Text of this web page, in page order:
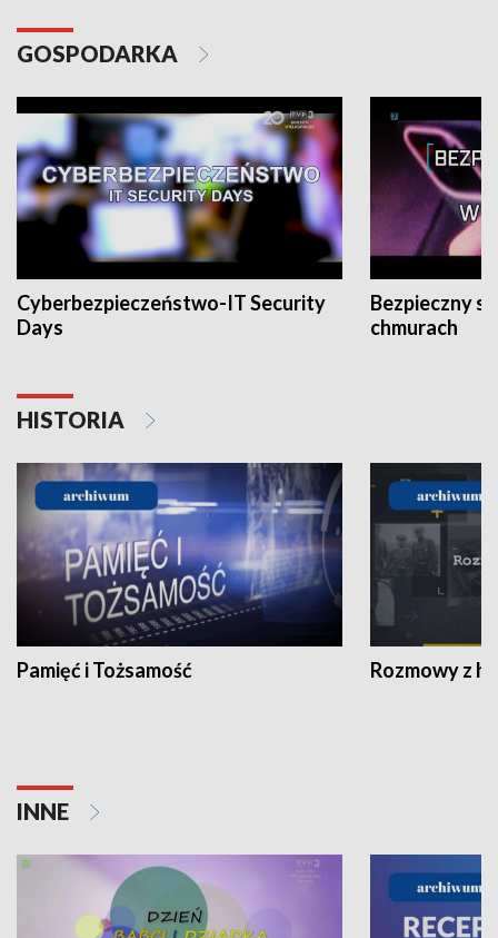
GOSPODARKA
Cyberbezpieczeństwo-IT Security
Days
Bezpieczny
chmurach
HISTORIA
Pamięć i Tożsamość Rozmowy z
INNE